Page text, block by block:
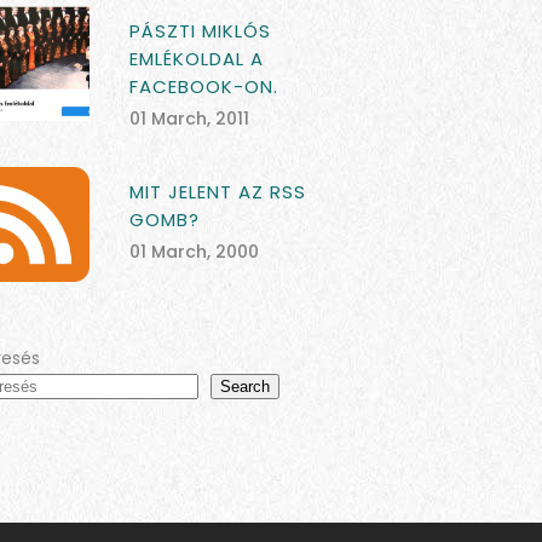
PÁSZTI MIKLÓS
EMLÉKOLDAL A
FACEBOOK-ON.
01 March, 2011
MIT JELENT AZ RSS
GOMB?
01 March, 2000
Search